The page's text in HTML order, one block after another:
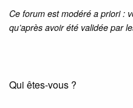
Ce forum est modéré a priori :
qu’après avoir été validée par
Qui êtes-vous ?